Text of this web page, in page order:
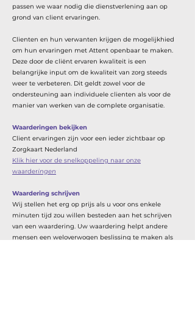
passen we waar nodig die dienstverlening aan op
grond van client ervaringen.
Clienten en hun verwanten krijgen de mogelijkhied
om hun ervaringen met Attent openbaar te maken.
Deze door de cliënt ervaren kwaliteit is een
belangrijke input om de kwaliteit van zorg steeds
weer te verbeteren. Dit geldt zowel voor de
ondersteuning aan individuele clienten als voor de
manier van werken van de complete organisatie.
Waarderingen bekijken
Client ervaringen zijn voor een ieder zichtbaar op
Zorgkaart Nederland
Klik hier voor de snelkoppeling naar onze
waarderingen
Waardering schrijven
Wij stellen het erg op prijs als u voor ons enkele
minuten tijd zou willen besteden aan het schrijven
van een waardering. Uw waardering helpt andere
mensen een weloverwogen beslissing te maken als